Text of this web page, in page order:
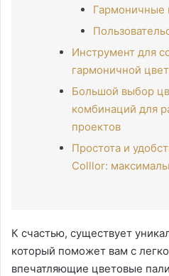
Гармоничные
Инструмент для
гармоничной
Большой выбор
комбинаций для
проектов
Простота и
Colllor:
К счастью, существует
который поможет вам с
впечатляющие цветовые